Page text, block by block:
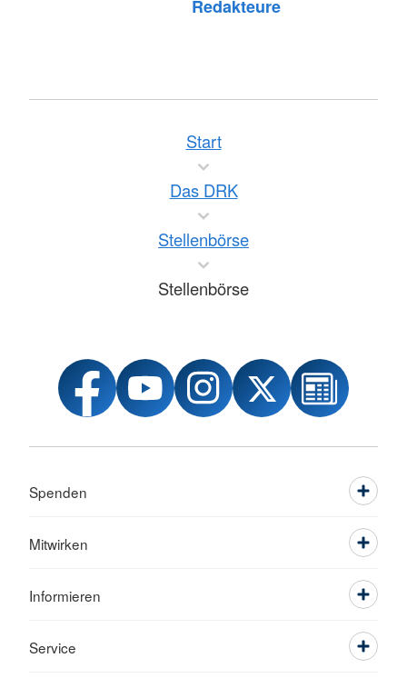
Redakteure
Start
Das DRK
Stellenbörse
Stellenbörse
Spenden
Mitwirken
Informieren
Service